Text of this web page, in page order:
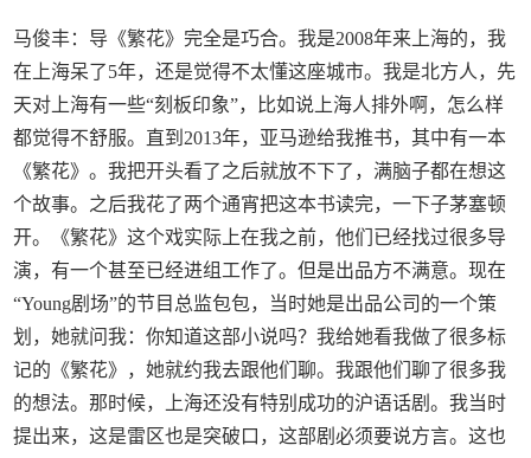
马俊丰：导《繁花》完全是巧合。我是2008年来上海的，我
在上海呆了5年，还是觉得不太懂这座城市。我是北方人，先
天对上海有一些“刻板印象”，比如说上海人排外啊，怎么样
都觉得不舒服。直到2013年，亚马逊给我推书，其中有一本
《繁花》。我把开头看了之后就放不下了，满脑子都在想这
个故事。之后我花了两个通宵把这本书读完，一下子茅塞顿
开。《繁花》这个戏实际上在我之前，他们已经找过很多导
演，有一个甚至已经进组工作了。但是出品方不满意。现在
“Young剧场”的节目总监包包，当时她是出品公司的一个策
划，她就问我：你知道这部小说吗？我给她看我做了很多标
记的《繁花》，她就约我去跟他们聊。我跟他们聊了很多我
的想法。那时候，上海还没有特别成功的沪语话剧。我当时
提出来，这是雷区也是突破口，这部剧必须要说方言。这也